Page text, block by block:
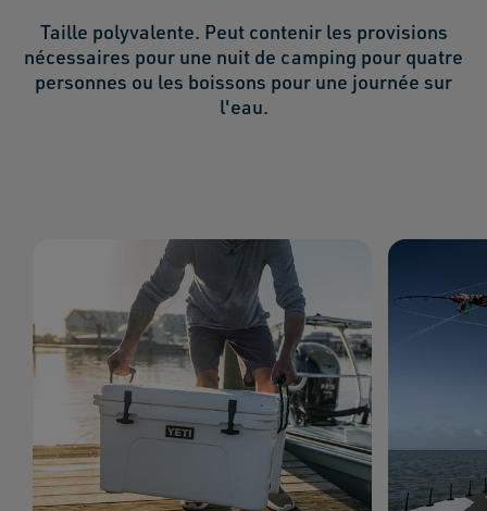
Taille polyvalente. Peut contenir les provisions
nécessaires pour une nuit de camping pour quatre
personnes ou les boissons pour une journée sur
l'eau.